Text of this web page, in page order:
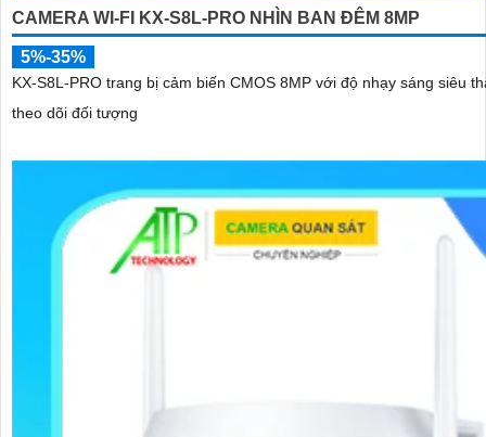
CAMERA WI-FI KX-S8L-PRO NHÌN BAN ĐÊM 8MP
5%-35%
KX-S8L-PRO trang bị cảm biến CMOS 8MP với độ nhạy sáng siêu
theo dõi đối tượng